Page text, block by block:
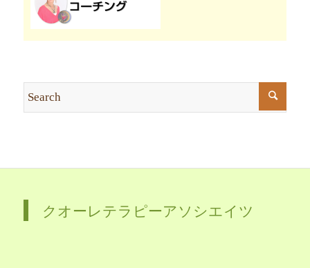
クオーレテラピーアソシエイツ